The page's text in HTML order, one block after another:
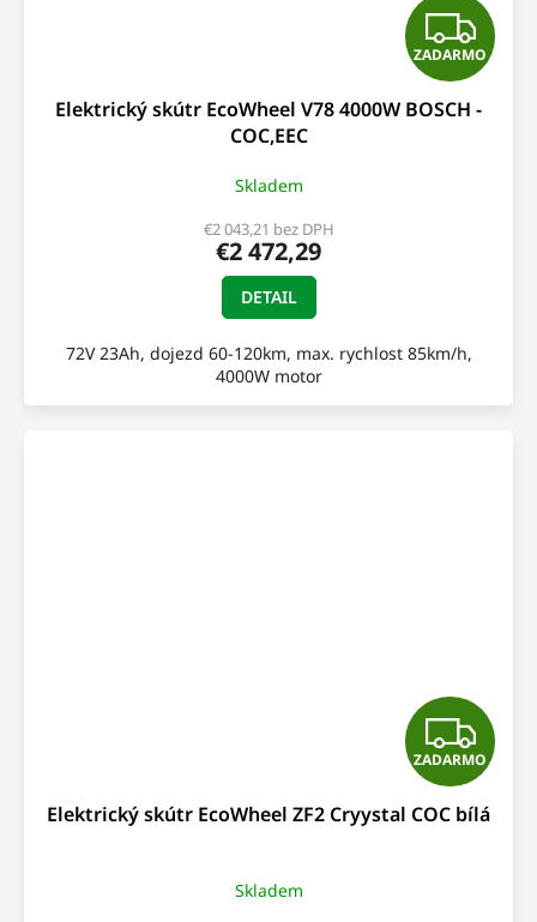
Z
A
D
ZADARMO
Elektrický skútr EcoWheel V78 4000W BOSCH -
COC,EEC
Skladem
€2 043,21 bez DPH
€2 472,29
DETAIL
72V 23Ah, dojezd 60-120km, max. rychlost 85km/h,
4000W motor
Z
A
D
ZADARMO
Elektrický skútr EcoWheel ZF2 Cryystal COC bílá
Skladem